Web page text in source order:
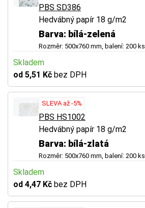
PBS SD386
Hedvábný papír 18 g/m2
Barva: bílá-zelená
Rozměr: 500x760 mm, balení: 200 ks
Skladem
od 5,51 Kč bez DPH
SLEVA až -5%
PBS HS1002
Hedvábný papír 18 g/m2
Barva: bílá-zlatá
Rozměr: 500x760 mm, balení: 200 ks
Skladem
od 4,47 Kč bez DPH